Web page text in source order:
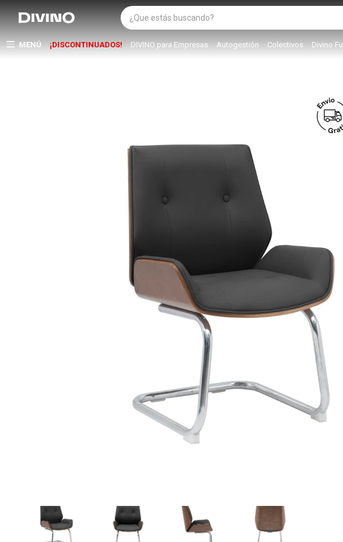
MENÚ ¡DISCONTINUADOS! DIVINO para Empresas Autogestión Colectivos Divino Full